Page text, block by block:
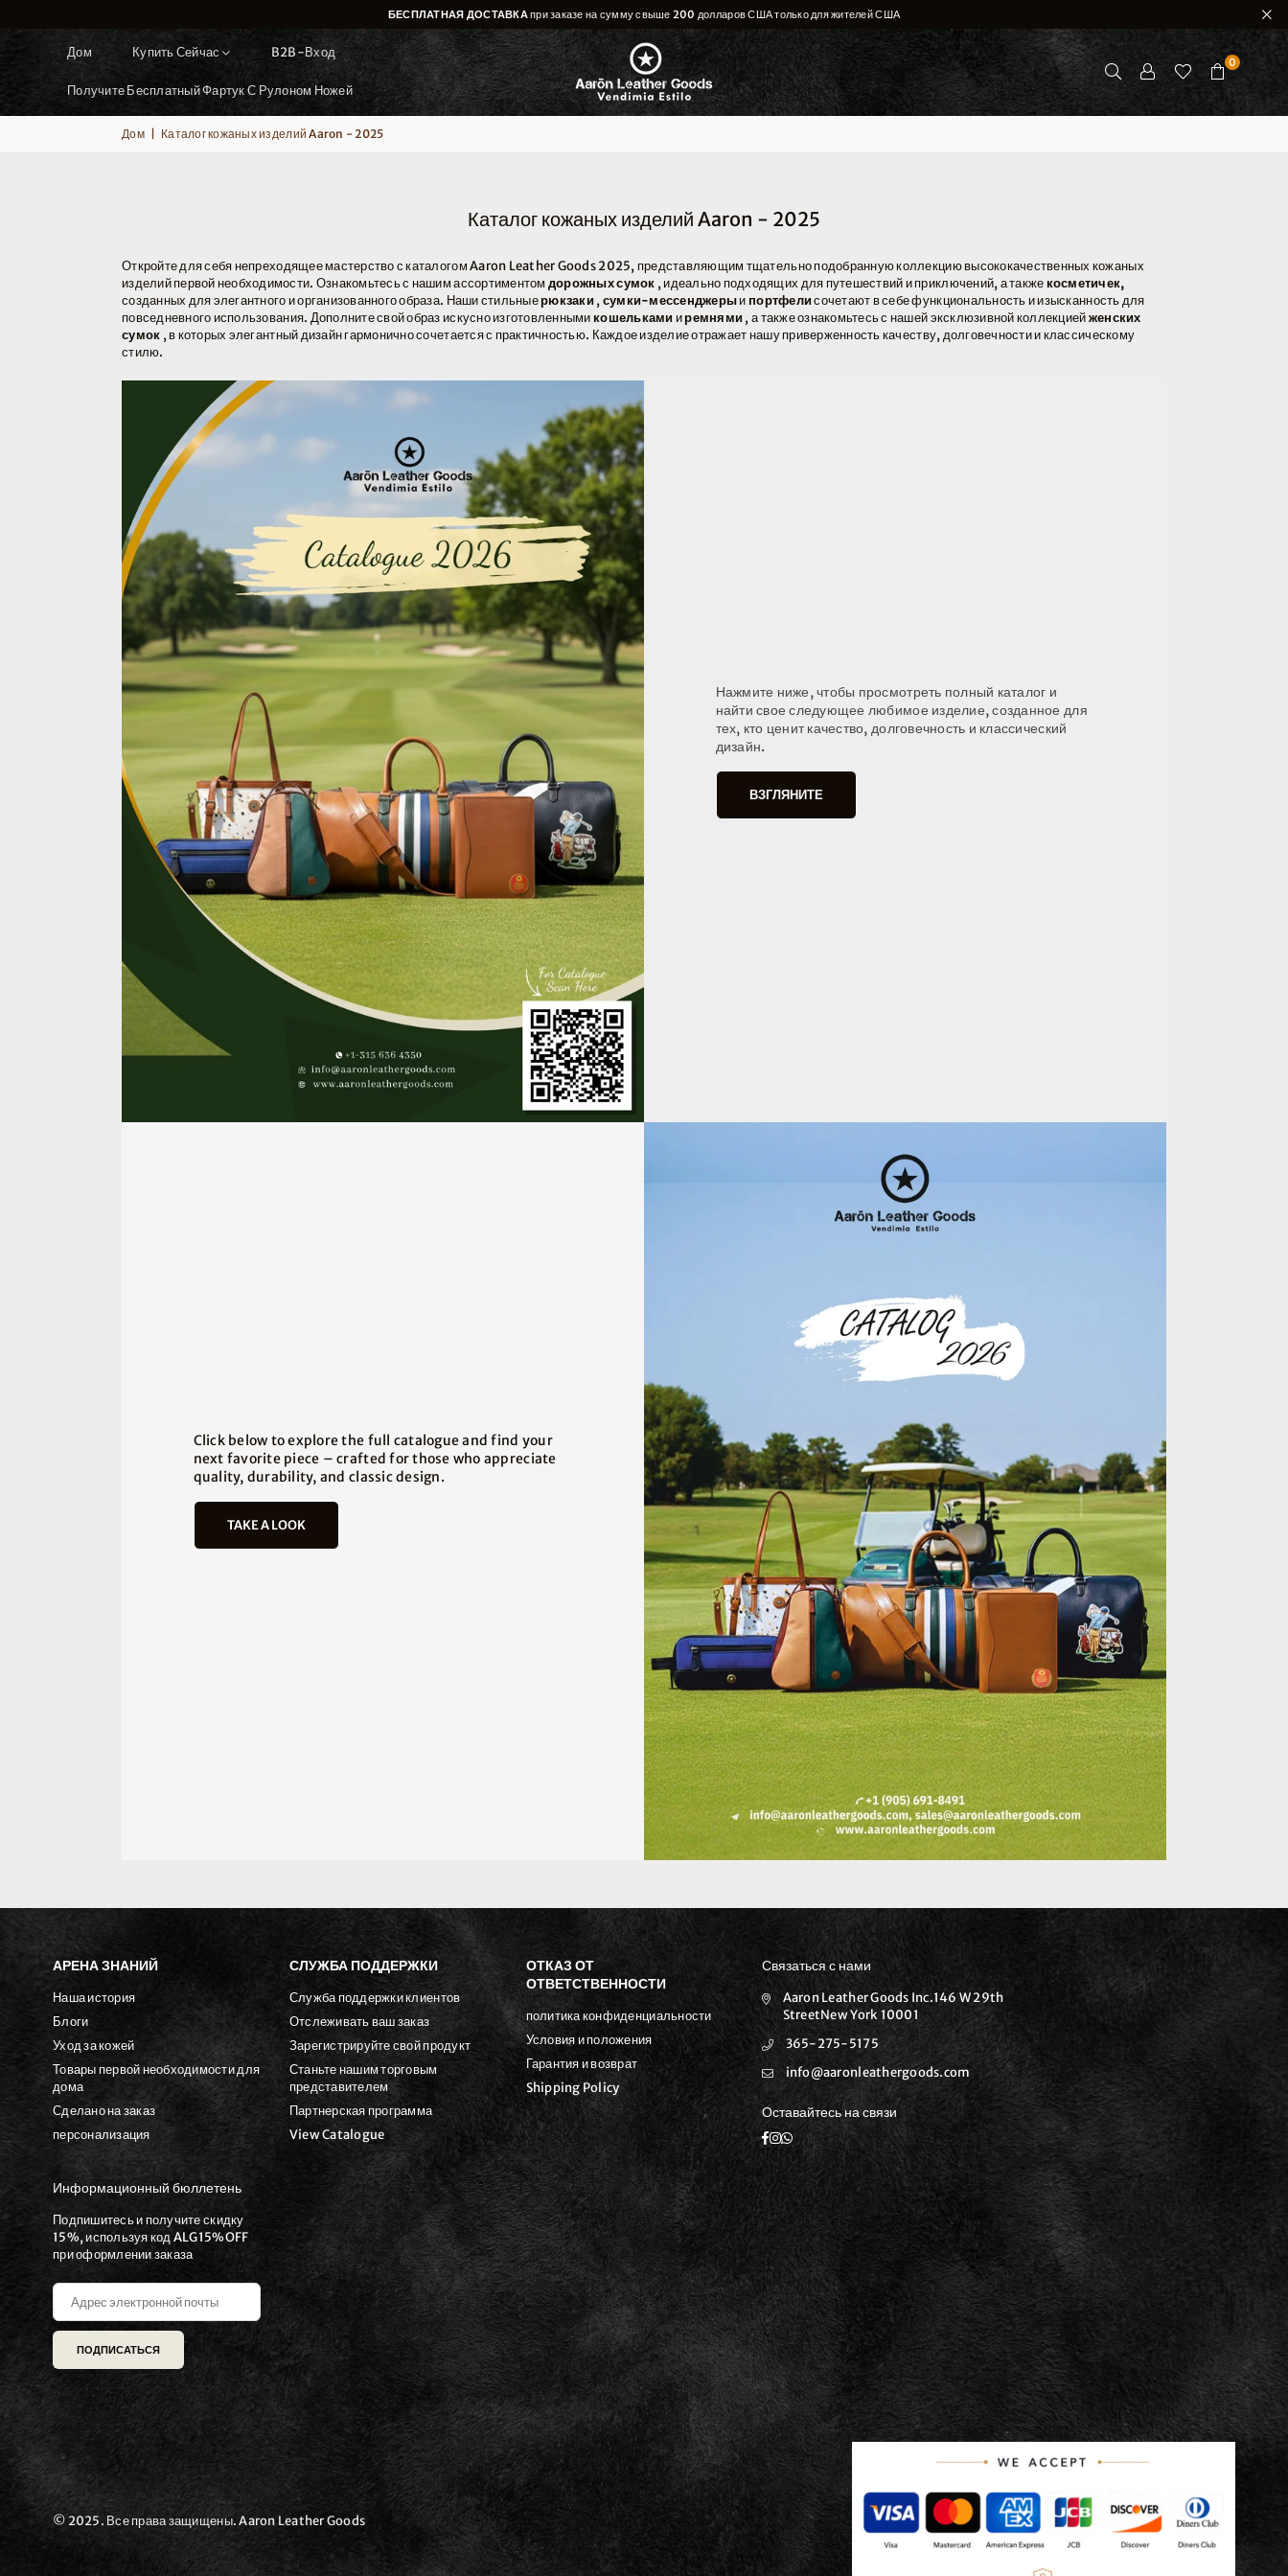
БЕСПЛАТНАЯ ДОСТАВКАпри заказе на сумму свыше 200 долларов США только для жителей США
Дом Купить Сейчас B2B-Вход
Получите Бесплатный Фартук С Рулоном Ножей
0
Дом Каталог кожаных изделий Aaron - 2025
Каталог кожаных изделий Aaron - 2025
Откройте для себя непреходящее мастерство с каталогом Aaron Leather Goods 2025, представляющим тщательно подобранную коллекцию высококачественных кожаных
изделий первой необходимости. Ознакомьтесь с нашим ассортиментом дорожных сумок , идеально подходящих для путешествий и приключений, а также косметичек,
созданных для элегантного и организованного образа. Наши стильныерюкзаки , сумки-мессенджерыи портфелисочетают в себе функциональность и изысканность для
повседневного использования. Дополните свой образ искусно изготовленными кошельками иремнями , а также ознакомьтесь с нашей эксклюзивной коллекциейженских
сумок , в которых элегантный дизайн гармонично сочетается с практичностью. Каждое изделие отражает нашу приверженность качеству, долговечности и классическому
стилю.
Нажмите ниже, чтобы просмотреть полный каталог и
найти свое следующее любимое изделие, созданное для
тех, кто ценит качество, долговечность и классический
дизайн.
ВЗГЛЯНИТЕ
Click below to explore the full catalogue and find your
next favorite piece – crafted for those who appreciate
quality, durability, and classic design.
TAKE A LOOK
АРЕНА ЗНАНИЙ
Наша история
Блоги
Уход за кожей
Товары первой необходимости для
дома
Сделано на заказ
персонализация
СЛУЖБА ПОДДЕРЖКИ
Служба поддержки клиентов
Отслеживать ваш заказ
Зарегистрируйте свой продукт
Станьте нашим торговым
представителем
Партнерская программа
View Catalogue
ОТКАЗ ОТ
ОТВЕТСТВЕННОСТИ
политика конфиденциальности
Условия и положения
Гарантия и возврат
Shipping Policy
Связаться с нами
Aaron Leather Goods Inc.146 W 29th
StreetNew York 10001
365-275-5175
info@aaronleathergoods.com
Оставайтесь на связи
Facebook
Instagram
Whatsapp
Информационный бюллетень
Подпишитесь и получите скидку
15%, используя код ALG15%OFF
при оформлении заказа
ПОДПИСАТЬСЯ
© 2025. Все права защищены. Aaron Leather Goods
винтажный
деловой
стиль